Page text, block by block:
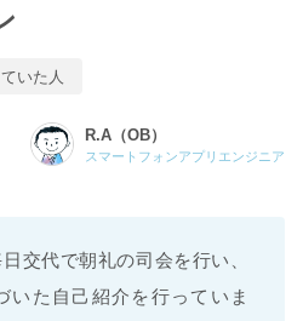
いた人
R.A（OB）
スマートフォンアプリエンジニア
交代で朝礼の司会を行い、
いた自己紹介を行っていま